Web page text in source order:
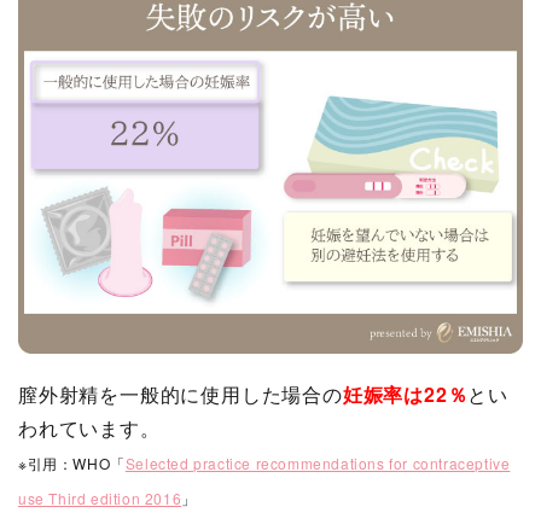
膣外射精を一般的に使用した場合の妊娠率は22％とい
われています。
※引用：WHO「Selected practice recommendations for contraceptive
use Third edition 2016 」